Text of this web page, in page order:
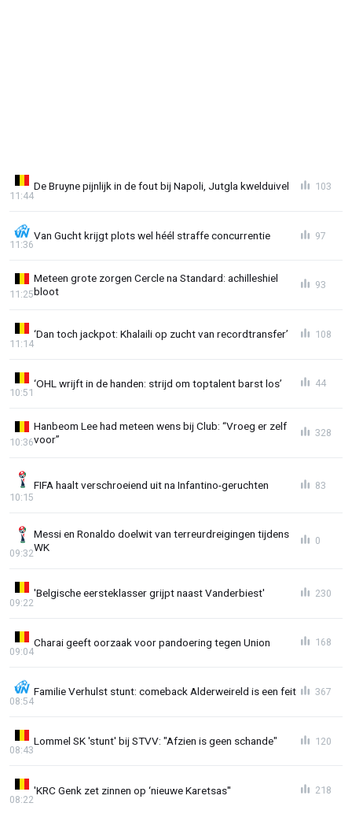
De Bruyne pijnlijk in de fout bij Napoli, Jutgla kwelduivel
11:44
103
Van Gucht krijgt plots wel héél straffe concurrentie
11:36
97
Meteen grote zorgen Cercle na Standard: achilleshiel
bloot
11:25
93
‘Dan toch jackpot: Khalaili op zucht van recordtransfer’
11:14
108
‘OHL wrijft in de handen: strijd om toptalent barst los’
10:51
44
Hanbeom Lee had meteen wens bij Club: “Vroeg er zelf
voor”
10:36
328
FIFA haalt verschroeiend uit na Infantino-geruchten
10:15
83
Messi en Ronaldo doelwit van terreurdreigingen tijdens
WK
09:32
0
'Belgische eersteklasser grijpt naast Vanderbiest'
09:22
230
Charai geeft oorzaak voor pandoering tegen Union
09:04
168
Familie Verhulst stunt: comeback Alderweireld is een feit
08:54
367
Lommel SK 'stunt' bij STVV: "Afzien is geen schande"
08:43
120
'KRC Genk zet zinnen op ‘nieuwe Karetsas''
08:22
218